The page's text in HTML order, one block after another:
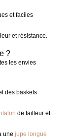
et faciles
et résistance.
?
les envies
des baskets
de tailleur et
une jupe longue